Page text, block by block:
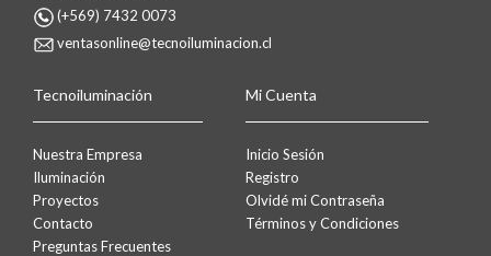
(+569) 7432 0073
ventasonline@tecnoiluminacion.cl
Tecnoiluminación
Nuestra Empresa
Iluminación
Proyectos
Contacto
Preguntas Frecuentes
Mi Cuenta
Inicio Sesión
Registro
Olvidé mi Contraseña
Términos y Condiciones